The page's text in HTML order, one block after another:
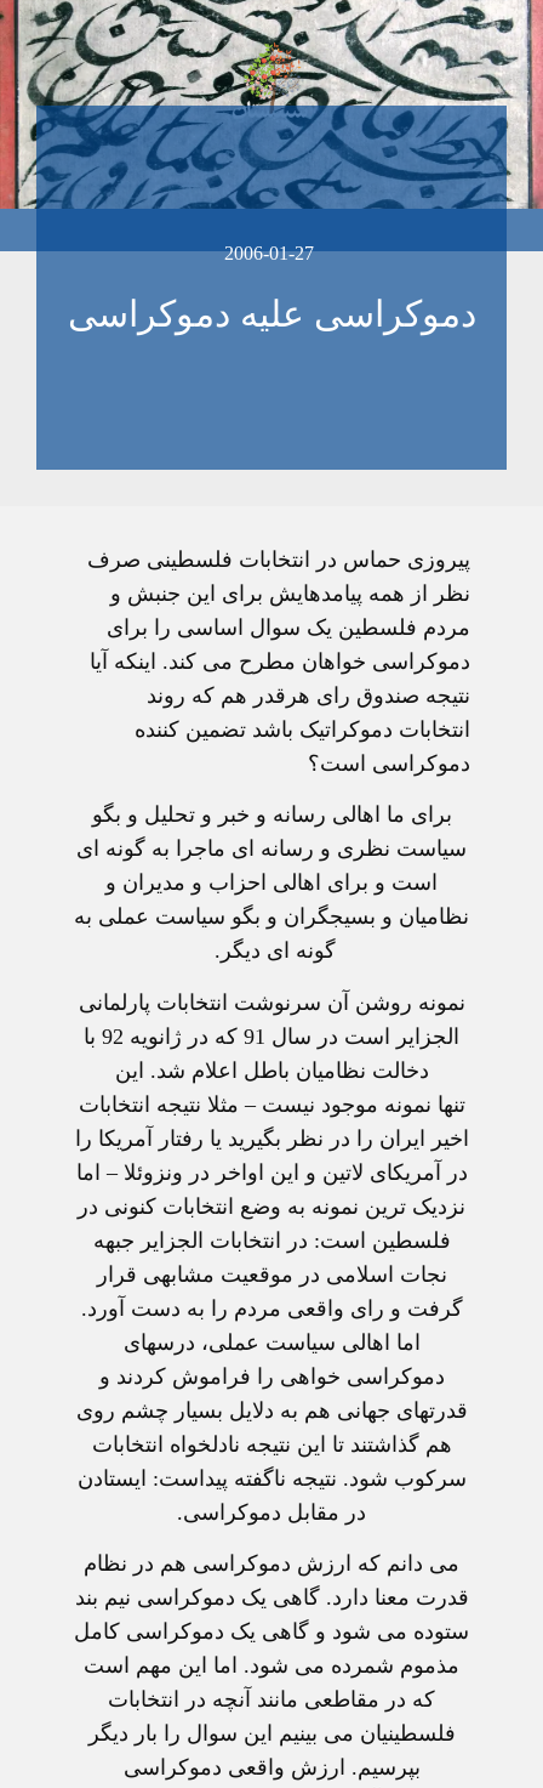
2006-01-27
دموکراسی عليه دموکراسی
پيروزی حماس در انتخابات فلسطينی صرف
نظر از همه پيامدهايش برای اين جنبش و
مردم فلسطين يک سوال اساسی را برای
دموکراسی خواهان مطرح می کند. اينکه آيا
نتيجه صندوق رای هرقدر هم که روند
انتخابات دموکراتيک باشد تضمين کننده
دموکراسی است؟
برای ما اهالی رسانه و خبر و تحليل و بگو
سياست نظری و رسانه ای ماجرا به گونه ای
است و برای اهالی احزاب و مديران و
نظاميان و بسيجگران و بگو سياست عملی به
گونه ای ديگر.
نمونه روشن آن سرنوشت انتخابات پارلمانی
الجزاير است در سال 91 که در ژانويه 92 با
دخالت نظاميان باطل اعلام شد. اين
تنها نمونه موجود نيست – مثلا نتيجه انتخابات
اخير ايران را در نظر بگيريد يا رفتار آمريکا را
در آمريکای لاتين و اين اواخر در ونزوئلا – اما
نزديک ترين نمونه به وضع انتخابات کنونی در
فلسطين است: در انتخابات الجزاير جبهه
نجات اسلامی در موقعيت مشابهی قرار
گرفت و رای واقعی مردم را به دست آورد.
اما اهالی سياست عملی، درسهای
دموکراسی خواهی را فراموش کردند و
قدرتهای جهانی هم به دلايل بسيار چشم روی
هم گذاشتند تا اين نتيجه نادلخواه انتخابات
سرکوب شود. نتيجه ناگفته پيداست: ايستادن
در مقابل دموکراسی.
می دانم که ارزش دموکراسی هم در نظام
قدرت معنا دارد. گاهی يک دموکراسی نيم بند
ستوده می شود و گاهی يک دموکراسی کامل
مذموم شمرده می شود. اما اين مهم است
که در مقاطعی مانند آنچه در انتخابات
فلسطينيان می بينيم اين سوال را بار ديگر
بپرسيم. ارزش واقعی دموکراسی